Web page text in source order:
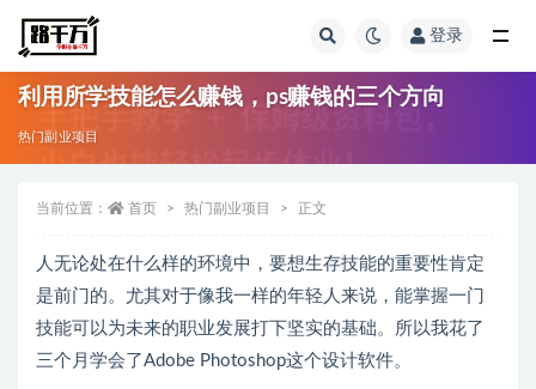
登录
利用所学技能怎么赚钱，ps赚钱的三个方向
热门副业项目
当前位置： 首页 热门副业项目 正文
人无论处在什么样的环境中，要想生存技能的重要性肯定
是前门的。尤其对于像我一样的年轻人来说，能掌握一门
技能可以为未来的职业发展打下坚实的基础。所以我花了
三个月学会了Adobe Photoshop这个设计软件。